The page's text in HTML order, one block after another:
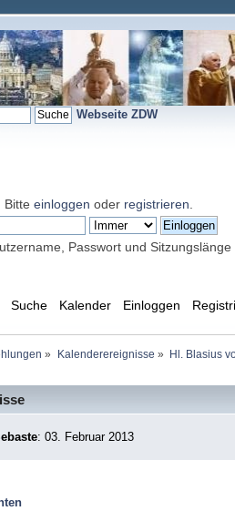
Webseite ZDW
. Bitte einloggen oder registrieren
Passwort und Sitzungslänge
Suche Kalender Einloggen
» Kalenderereignisse » Hl. Blasius
: 03. Februar 2013